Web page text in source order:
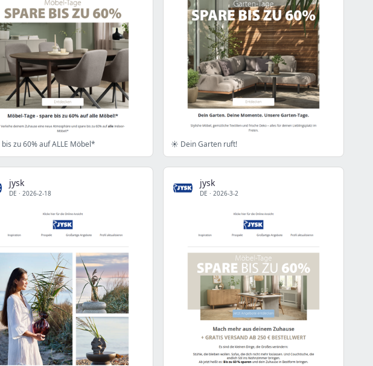
zu 60% auf ALLE Möbel* ☀️ Dein Garten ruft!
jysk
DE · 2026-2-18
jysk
DE · 2026-3-2